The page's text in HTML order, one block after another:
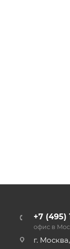
+7 (495)
офис в
г.